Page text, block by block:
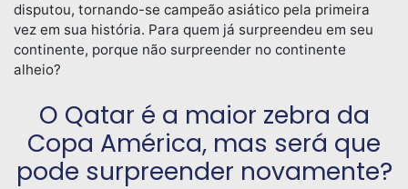
disputou, tornando-se campeão asiático pela primeira
vez em sua história. Para quem já surpreendeu em seu
continente, porque não surpreender no continente
alheio?
O Qatar é a maior zebra da
Copa América, mas será que
pode surpreender novamente?